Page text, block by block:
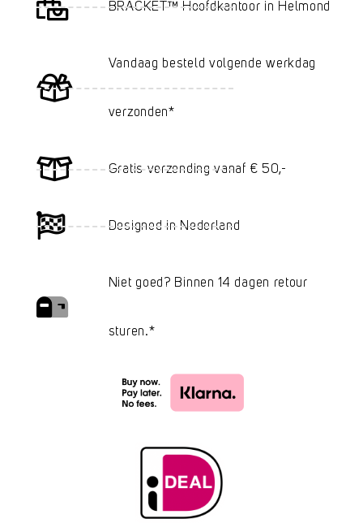
BRACKET™ Hoofdkantoor in Helmond
Vandaag besteld volgende werkdag
verzonden*
Gratis verzending vanaf € 50,-
Designed in Nederland
Niet goed? Binnen 14 dagen retour
sturen.*